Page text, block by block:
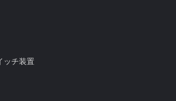
ッチ装置